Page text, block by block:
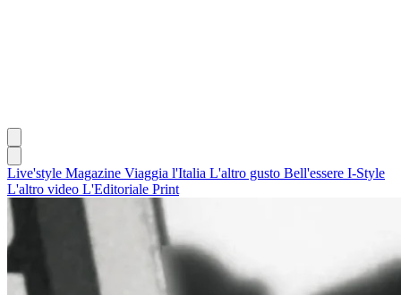
Live'style Magazine Viaggia l'Italia L'altro gusto Bell'essere I-Style
L'altro video L'Editoriale Print